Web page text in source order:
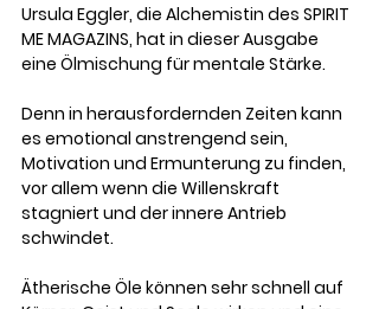
Ursula Eggler, die Alchemistin des SPIRIT
ME MAGAZINS, hat in dieser Ausgabe
eine Ölmischung für mentale Stärke.
Denn in herausfordernden Zeiten kann
es emotional anstrengend sein,
Motivation und Ermunterung zu finden,
vor allem wenn die Willenskraft
stagniert und der innere Antrieb
schwindet.
Ätherische Öle können sehr schnell auf